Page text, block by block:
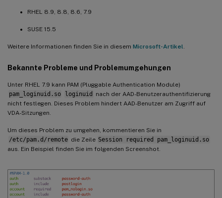
RHEL 8.9, 8.8, 8.6, 7.9
SUSE 15.5
Weitere Informationen finden Sie in diesem Microsoft-Artikel
Bekannte Probleme und Problemumgehungen
Unter RHEL 7.9 kann PAM (Pluggable Authentication Module)
pam_loginuid.so
loginuid
nach der AAD-Benutzerauthentifizierung
nicht festlegen. Dieses Problem hindert AAD-Benutzer am Zugriff auf
VDA-Sitzungen.
Um dieses Problem zu umgehen, kommentieren Sie in
/etc/pam.d/remote die Zeile Session required pam_loginuid.so
aus. Ein Beispiel finden Sie im folgenden Screenshot.